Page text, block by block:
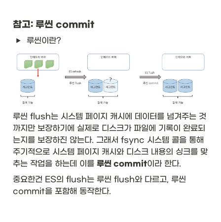
참고: 루씬 commit
루씬이란?
루씬 flush는 시스템 페이지 캐시에 데이터를 넘겨주는 것
까지만 보장하기에 실제로 디스크가 파일에 기록이 완료되
는지를 보장하진 않는다. 그래서 fsync 시스템 콜을 통해
주기적으로 시스템 페이지 캐시와 디스크 내용의 싱크를 맞
추는 작업을 하는데 이를 루씬 commit이라 한다.
중요한건 ES의 flush는 루씬 flush와 다르고, 루씬
commit을 포함해 동작한다.